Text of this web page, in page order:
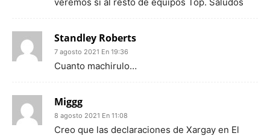
Standley Roberts
7 agosto 2021 En 19:36
Cuanto machirulo…
Miggg
8 agosto 2021 En 11:08
Creo que las declaraciones de Xargay en El